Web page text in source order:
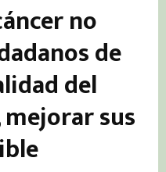
no
de
del
sus